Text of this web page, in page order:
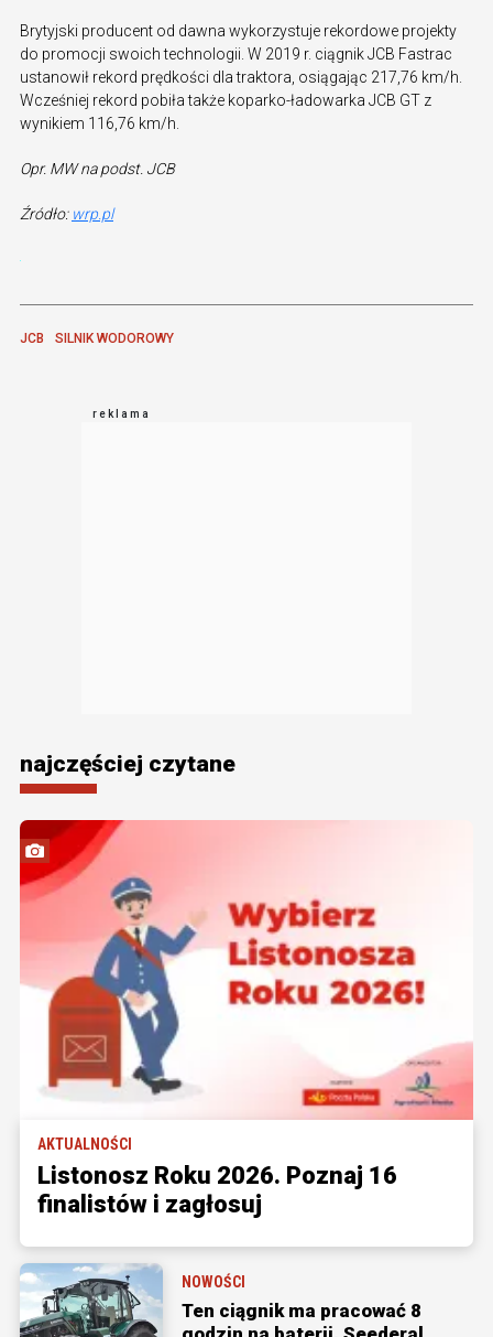
Brytyjski producent od dawna wykorzystuje rekordowe projekty
do promocji swoich technologii. W 2019 r. ciągnik JCB Fastrac
ustanowił rekord prędkości dla traktora, osiągając 217,76 km/h.
Wcześniej rekord pobiła także koparko-ładowarka JCB GT z
wynikiem 116,76 km/h.
Opr. MW na podst. JCB
Źródło: wrp.pl
JCB SILNIK WODOROWY
najczęściej czytane
AKTUALNOŚCI
Listonosz Roku 2026. Poznaj 16
finalistów i zagłosuj
NOWOŚCI
Ten ciągnik ma pracować 8